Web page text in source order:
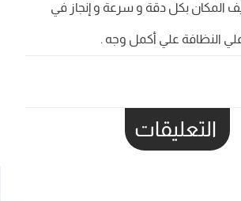
المكان بكل دقة و سرعة و إنجاز في
النظافة علي أكمل وجه .
التعليقات